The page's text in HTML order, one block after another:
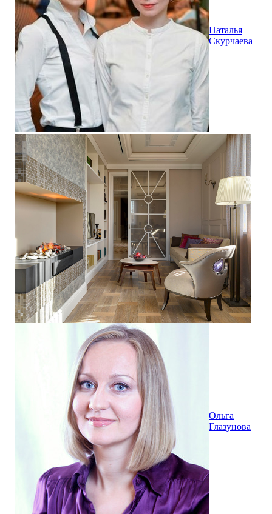
Наталья
Скурчаева
Ружейный
Ольга
Глазунова